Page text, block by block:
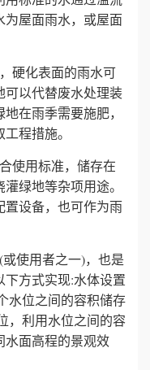
为屋面雨水，或屋面
硬化表面的雨水可
可以代替废水处理装
在雨季需要施肥，
程措施。
使用标准，储存在
绿地等杂项用途。
置设备，也可作为雨
使用者之一)，也是
方式实现:水体设置
水位之间的容积储存
，利用水位之间的容
水面高程的景观效